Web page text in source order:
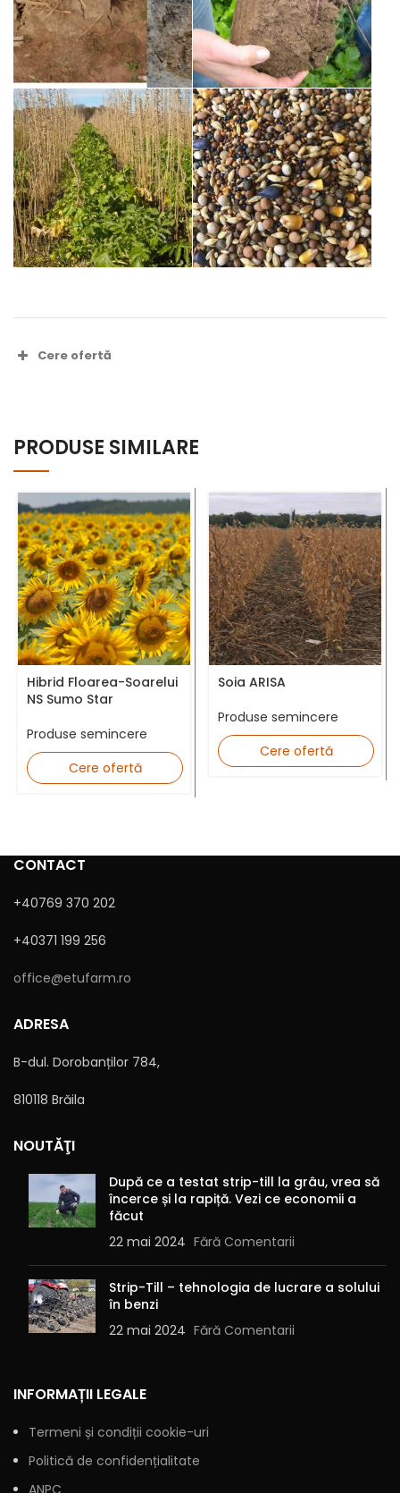
Cere ofertă
Nume complet *
Număr telefon *
Adresă Email *
Sunt de acord cu
Alternative:
PRODUSE SIMILARE
Hibrid Floarea-Soarelui
NS Sumo Star
Produse semincere
Cere ofertă
Soia ARISA
Produse semincere
Cere ofertă
CONTACT
+40769 370 202
+40371 199 256
office@etufarm.ro
ADRESA
B-dul. Dorobanților 784,
810118 Brăila
NOUTĂŢI
După ce a testat strip-till la grâu, vrea să
încerce și la rapiță. Vezi ce economii a
făcut
22 mai 2024 Fără Comentarii
Strip-Till – tehnologia de lucrare a solului
în benzi
22 mai 2024 Fără Comentarii
INFORMAȚII LEGALE
Termeni și condiții cookie-uri
Politică de confidențialitate
ANPC